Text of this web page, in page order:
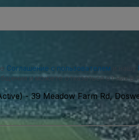
Соглашение с пользователем
и можете отказаться от них в
-39 Meadow Farm Rd,